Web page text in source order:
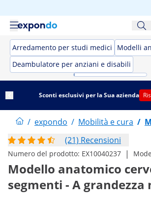
Arredamento per studi medici
Modelli
Deambulatore per anziani e disabili
Sconti esclusivi per la Sua azienda
/ expondo / Mobilità e cura /
(21) Recensioni
Numero del prodotto: EX10040237 |
Modello anatomico
segmenti - A